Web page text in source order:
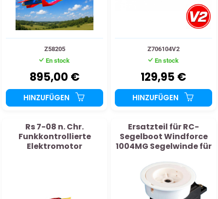
Z58205
En stock
895,00 €
HINZUFÜGEN
Z706104V2
En stock
129,95 €
HINZUFÜGEN
Rs 7-08 n. Chr.
Funkkontrollierte
Elektromotor
Ersatzteil für RC-
Segelboot Windforce
1004MG Segelwinde für